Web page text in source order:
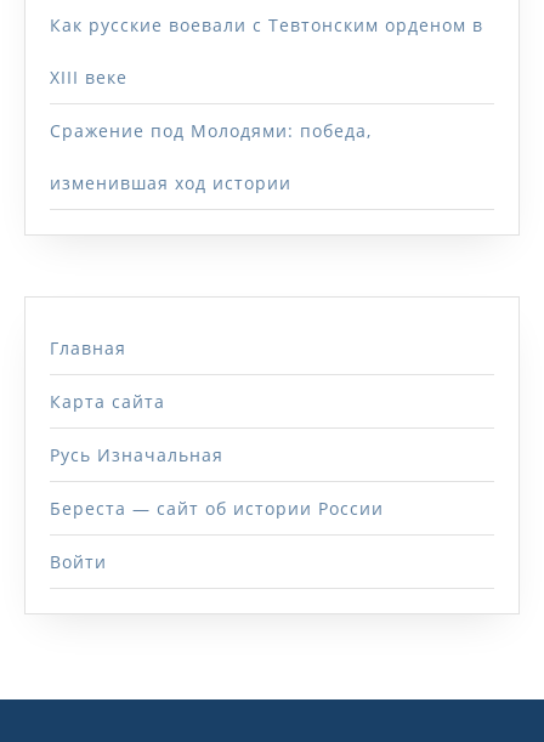
Как русские воевали с Тевтонским орденом в
XIII веке
Сражение под Молодями: победа,
изменившая ход истории
Главная
Карта сайта
Русь Изначальная
Береста — сайт об истории России
Войти